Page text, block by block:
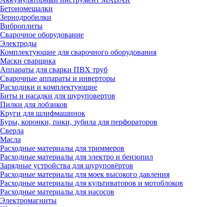
Бетономешалки
Зернодробилки
Виброплиты
Сварочное оборудование
Электроды
Комплектующие для сварочного оборудования
Маски сварщика
Аппараты для сварки ПВХ труб
Сварочные аппараты и инверторы
Расходики и комплектующие
Биты и насадки для шуруповертов
Пилки для лобзиков
Круги для шлифмашинок
Буры, коронки, пики, зубила для перфораторов
Сверла
Масла
Расходные материалы для триммеров
Расходные материалы для электро и бензопил
Зарядные устройства для шуруповёртов
Расходные материалы для моек высокого давления
Расходные материалы для культиваторов и мотоблоков
Расходные материалы для насосов
Электромагниты